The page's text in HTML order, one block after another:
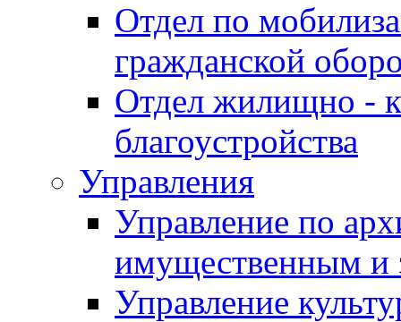
Отдел по
гражданской
Отдел жилищно -
благоустройства
Управления
Управление по
имущественным и
Управление